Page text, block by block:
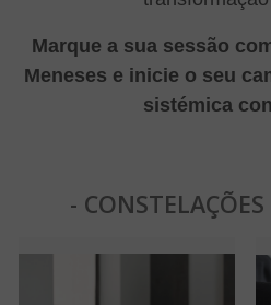
Marque a sua sessão
Meneses e inicie o seu
sistémica
-